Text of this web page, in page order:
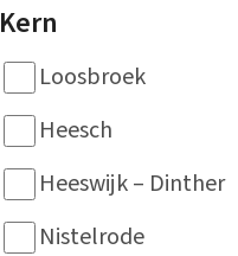
Privacy
Projecten
Subsidies
Alle onderwerpen
Kern
Loosbroek
Heesch
Heeswijk – Dinther
Nistelrode